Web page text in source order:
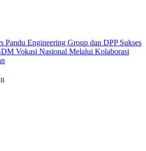
Pandu Engineering Group dan DPP Sukses
Vokasi Nasional Melalui Kolaborasi